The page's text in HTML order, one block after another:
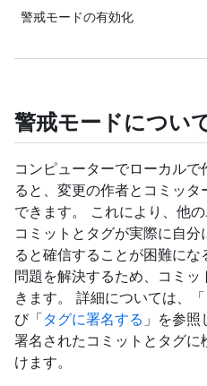
警戒モードの有効化
警戒モードについ
コンピューターでローカル
ると、変更の作者とコミッ
できます。 これにより、他
コミットとタグが実際に自
ると確信することが困難に
問題を解決するため、コミ
きます。 詳細については、「
び「タグに署名する 」を参
署名されたコミットとタグ
けます。